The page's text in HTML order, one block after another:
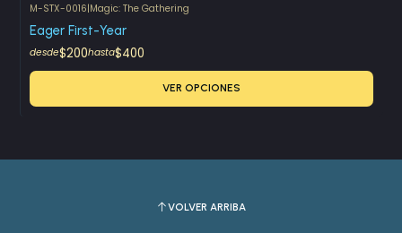
M-STX-0016|Magic: The Gathering
Eager First-Year
desde$200hasta$400
VER OPCIONES
VOLVER ARRIBA